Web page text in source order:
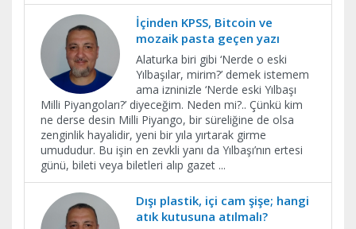
İçinden KPSS, Bitcoin ve
mozaik pasta geçen yazı
Alaturka biri gibi ‘Nerde o eski
Yılbaşılar, mirim?’ demek istemem
ama izninizle ‘Nerde eski Yılbaşı
Milli Piyangoları?’ diyeceğim. Neden mi?.. Çünkü kim
ne derse desin Milli Piyango, bir süreliğine de olsa
zenginlik hayalidir, yeni bir yıla yırtarak girme
umududur. Bu işin en zevkli yanı da Yılbaşı’nın ertesi
günü, bileti veya biletleri alıp gazet ...
Dışı plastik, içi cam şişe; hangi
atık kutusuna atılmalı?